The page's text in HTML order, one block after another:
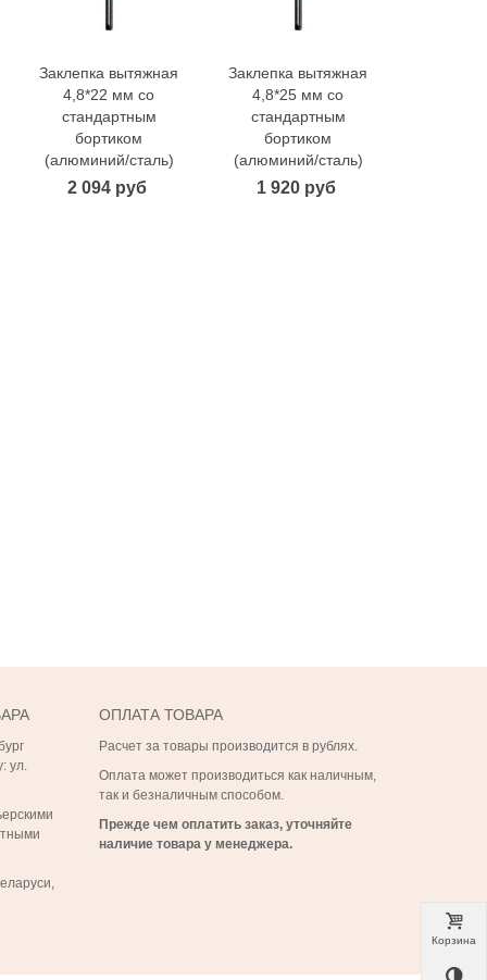
В корзину
Заклепка вытяжная
4,8*22 мм со
стандартным
бортиком
(алюминий/сталь)
2 094 руб
В корзину
Заклепка вытяжная
4,8*25 мм со
стандартным
бортиком
(алюминий/сталь)
1 920 руб
ул.
ОПЛАТА ТОВАРА
Расчет за товары производится в рублях.
Оплата может производиться как наличным,
так и безналичным способом.
Прежде чем оплатить заказ, уточняйте
наличие товара у менеджера.
Корзина